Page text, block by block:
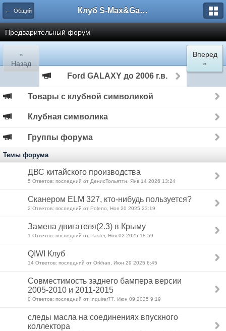
← Общий Клуб S-Max&Galaxy
Предварительный форум
«
Назад
Вперед
»
Ford GALAXY до 2006 г.в.
Товары с клубной символикой
Клубная символика
Группы форума
Темы форума
ДВС китайского производства
5 Ответов: последний от ДенисТольятти, Янв 14 2026 13:24
Сканером ELM 327, кто-нибудь пользуется?
2 Ответов: последний от Poleno, Ноя 20 2025 23:19
Замена двигателя(2.3) в Крыму
1 Ответов: последний от Paster, Ноя 02 2025 18:59
QIWI Клуб
14 Ответов: последний от Orkhan, Июн 29 2025 6:45
Совместимость заднего бампера версии
2005-2010 и 2011-2015
0 Ответов: последний от Inquirer77, Июн 09 2025 9:19
следы масла на соединениях впускного
коллектора